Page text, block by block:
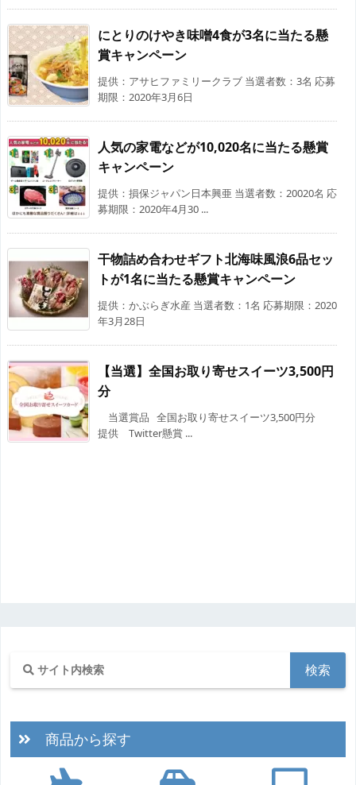
にとりのけやき味噌4食が3名に当たる懸
賞キャンペーン
提供：アサヒファミリークラブ 当選者数：3名 応募
期限：2020年3月6日
人気の家電などが10,020名に当たる懸賞
キャンペーン
提供：損保ジャパン日本興亜 当選者数：20020名 応
募期限：2020年4月30 ...
干物詰め合わせギフト北海味風浪6品セッ
トが1名に当たる懸賞キャンペーン
提供：かぶらぎ水産 当選者数：1名 応募期限：2020
年3月28日
【当選】全国お取り寄せスイーツ3,500円
分
当選賞品 全国お取り寄せスイーツ3,500円分
提供 Twitter懸賞 ...
商品から探す